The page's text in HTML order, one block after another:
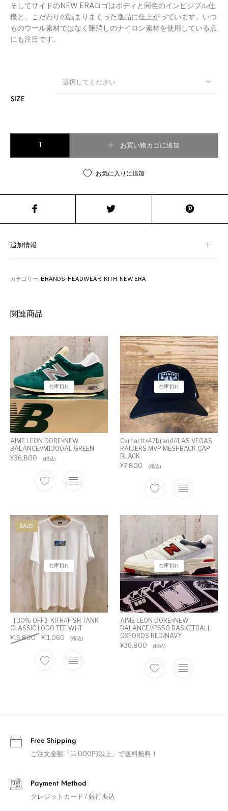
そしてサイドのNEW ERAロゴはボディと同色のインビジブル仕
様と、こだわりの詰まりまくった逸品に仕上がっています。いつ
ものウール素材ではなく艶消しのナイロン素材を使用している点
にも注目です。
SIZE
選択してください
お買い物カゴに追加
お気に入りに追加
追加情報
カテゴリー: BRANDS HEADWEAR KITH NEW ERA
関連商品
在庫切れ
AIME LEON DORE×NEW
BALANCE//M1300AL GREEN
¥36,800 (税込)
在庫切れ
Carhartt×47brand//LAS VEGAS
RAIDERS MVP MESHBACK CAP
BLACK
¥7,800 (税込)
SALE!
在庫切れ
【30% OFF】KITH//FISH TANK
CLASSIC LOGO TEE WHT
¥15,800 ¥11,060 (税込)
在庫切れ
AIME LEON DORE×NEW
BALANCE//P550 BASKETBALL
OXFORDS RED/NAVY
¥36,800 (税込)
Free Shipping
ご注文金額「11,000円以上」で送料無料！
Payment Method
クレジットカード / 銀行振込